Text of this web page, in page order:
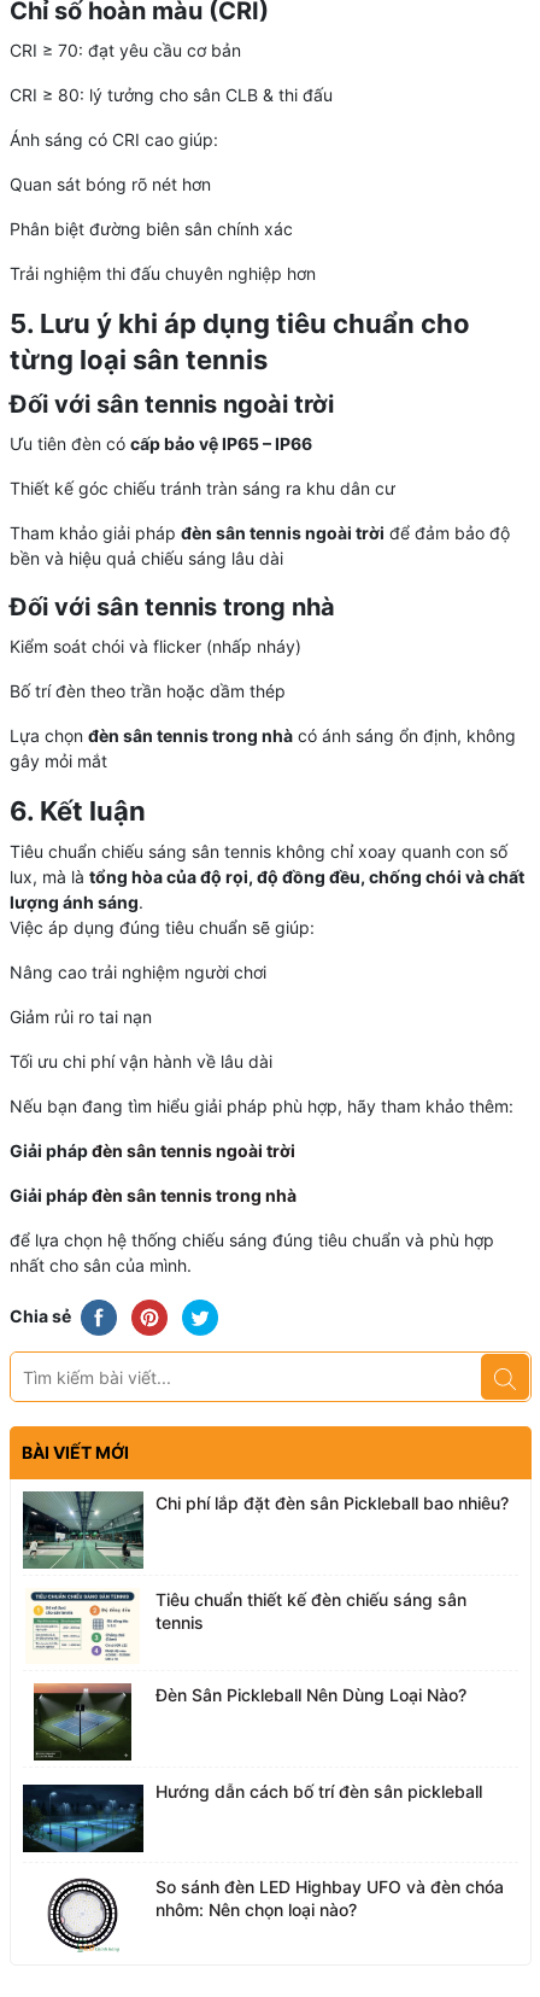
Chỉ số hoàn màu (CRI)
CRI ≥ 70: đạt yêu cầu cơ bản
CRI ≥ 80: lý tưởng cho sân CLB & thi đấu
Ánh sáng có CRI cao giúp:
Quan sát bóng rõ nét hơn
Phân biệt đường biên sân chính xác
Trải nghiệm thi đấu chuyên nghiệp hơn
5. Lưu ý khi áp dụng tiêu chuẩn cho
từng loại sân tennis
Đối với sân tennis ngoài trời
Ưu tiên đèn có cấp bảo vệ IP65 – IP66
Thiết kế góc chiếu tránh tràn sáng ra khu dân cư
Tham khảo giải pháp đèn sân tennis ngoài trời để đảm bảo độ
bền và hiệu quả chiếu sáng lâu dài
Đối với sân tennis trong nhà
Kiểm soát chói và flicker (nhấp nháy)
Bố trí đèn theo trần hoặc dầm thép
Lựa chọn đèn sân tennis trong nhàcó ánh sáng ổn định, không
gây mỏi mắt
6. Kết luận
Tiêu chuẩn chiếu sáng sân tennis không chỉ xoay quanh con số
lux, mà là tổng hòa của độ rọi, độ đồng đều, chống chói và chất
lượng ánh sáng.
Việc áp dụng đúng tiêu chuẩn sẽ giúp:
Nâng cao trải nghiệm người chơi
Giảm rủi ro tai nạn
Tối ưu chi phí vận hành về lâu dài
Nếu bạn đang tìm hiểu giải pháp phù hợp, hãy tham khảo thêm:
Giải phápđèn sân tennis ngoài trời
Giải phápđèn sân tennis trong nhà
để lựa chọn hệ thống chiếu sáng đúng tiêu chuẩn và phù hợp
nhất cho sân của mình.
Chia sẻ
BÀI VIẾT MỚI
Chi phí lắp đặt đèn sân Pickleball bao nhiêu?
Tiêu chuẩn thiết kế đèn chiếu sáng sân
tennis
Đèn Sân Pickleball Nên Dùng Loại Nào?
Hướng dẫn cách bố trí đèn sân pickleball
So sánh đèn LED Highbay UFO và đèn chóa
nhôm: Nên chọn loại nào?